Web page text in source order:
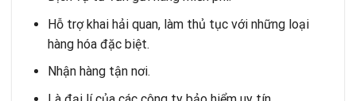
Hỗ trợ khai hải quan, làm thủ tục với những loại
hàng hóa đặc biệt.
Nhận hàng tận nơi.